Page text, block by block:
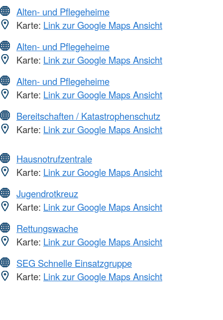
Alten- und Pflegeheime
Karte: Link zur Google Maps Ansicht
Alten- und Pflegeheime
Karte: Link zur Google Maps Ansicht
Alten- und Pflegeheime
Karte: Link zur Google Maps Ansicht
Bereitschaften / Katastrophenschutz
Karte: Link zur Google Maps Ansicht
Hausnotrufzentrale
Karte: Link zur Google Maps Ansicht
Jugendrotkreuz
Karte: Link zur Google Maps Ansicht
Rettungswache
Karte: Link zur Google Maps Ansicht
SEG Schnelle Einsatzgruppe
Karte: Link zur Google Maps Ansicht